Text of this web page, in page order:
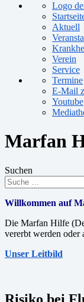
Logo
Aktuell
Verein
Service
Termine
E-Mail
Youtube
Marfan
Suchen
Willkommen auf
Die Marfan Hilfe
vererbt werden oder
Unser Leitbild
Risiko bei